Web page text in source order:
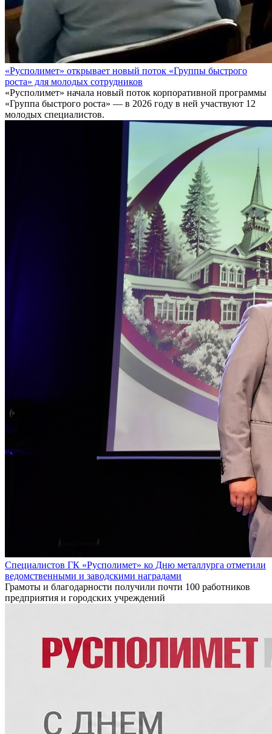
«Русполимет» открывает новый поток «Группы быстрого
роста» для молодых сотрудников
«Русполимет» начала новый поток корпоративной программы
«Группа быстрого роста» — в 2026 году в ней участвуют 12
молодых специалистов.
Специалистов ГК «Русполимет» ко Дню металлурга отметили
ведомственными и заводскими наградами
Грамоты и благодарности получили почти 100 работников
предприятия и городских учреждений